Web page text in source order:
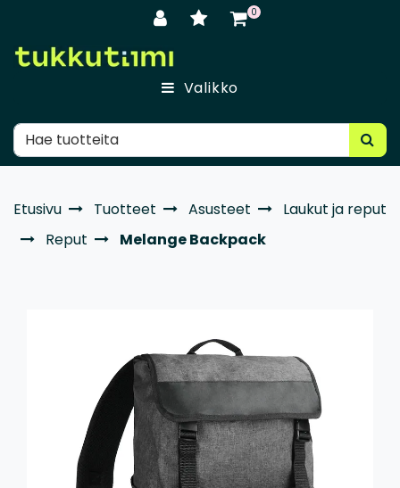
0
Valikko
Etusivu Tuotteet Asusteet
Laukut ja reput
Reput
Melange Backpack